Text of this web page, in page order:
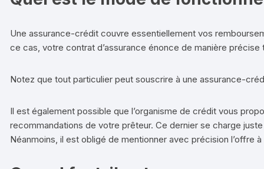
Une assurance-crédit couvre essentiellement vos
ce cas, votre contrat d’assurance énonce de manière
Notez que tout particulier peut souscrire à une assurance-
Il est également possible que l’organisme de crédit vous
recommandations de votre prêteur. Ce dernier se charge
Néanmoins, il est obligé de mentionner avec précision l’offre